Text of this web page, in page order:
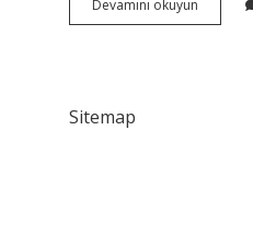
Devamını okuyun
Çok
Sitemap